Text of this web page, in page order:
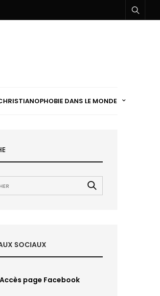
DANS LE MONDE
SOCIAUX
Accès page Facebook